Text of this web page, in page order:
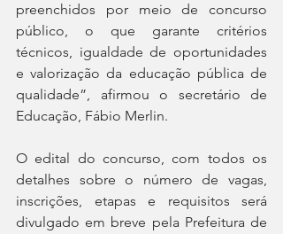
preenchidos por meio de concurso
público, o que garante critérios
técnicos, igualdade de oportunidades
e valorização da educação pública de
qualidade”, afirmou o secretário de
Educação, Fábio Merlin.
O edital do concurso, com todos os
detalhes sobre o número de vagas,
inscrições, etapas e requisitos será
divulgado em breve pela Prefeitura de